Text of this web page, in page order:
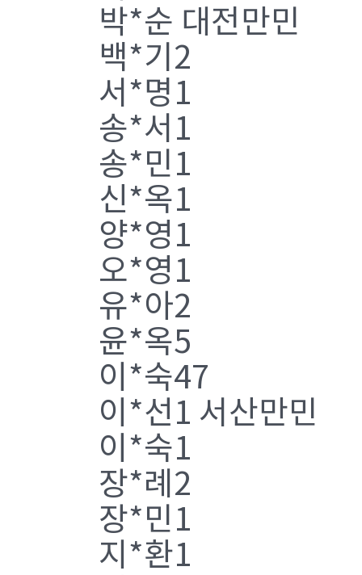
박*순 대전만민
백*기2
서*명1
송*서1
송*민1
신*옥1
양*영1
오*영1
유*아2
윤*옥5
이*숙47
이*선1 서산만민
이*숙1
장*례2
장*민1
지*환1